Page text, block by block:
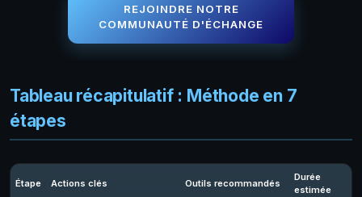
REJOINDRE NOTRE
COMMUNAUTÉ D'ÉCHANGE
Tableau récapitulatif : Méthode en 7
étapes
Étape Actions clés Outils recommandés
Durée
estimée